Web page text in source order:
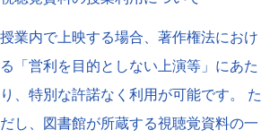
授業内で上映する場合、著作権法におけ
る「営利を目的としない上演等」にあた
り、特別な許諾なく利用が可能です。 た
だし、図書館が所蔵する視聴覚資料の一